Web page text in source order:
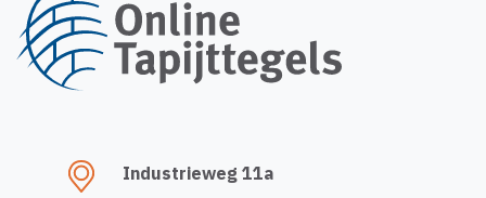
Industrieweg 11a